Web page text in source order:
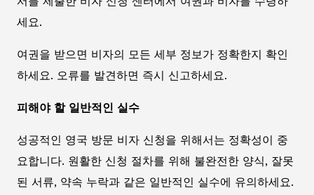
세요.
여권을 받으면 비자의 모든 세부 정보가 정확한지 확인
하세요. 오류를 발견하면 즉시 신고하세요.
피해야 할 일반적인 실수
성공적인 영국 방문 비자 신청을 위해서는 정확성이 중
요합니다. 원활한 신청 절차를 위해 불완전한 양식, 잘못
된 서류, 약속 누락과 같은 일반적인 실수에 유의하세요.